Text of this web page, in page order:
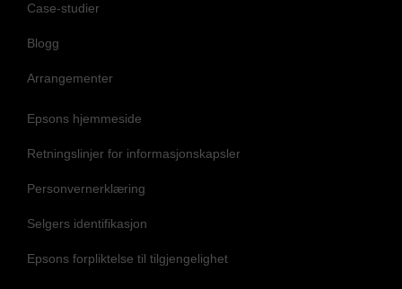
Case-studier
Blogg
Arrangementer
Epsons hjemmeside
Retningslinjer for informasjonskapsler
Personvernerklæring
Selgers identifikasjon
Epsons forpliktelse til tilgjengelighet